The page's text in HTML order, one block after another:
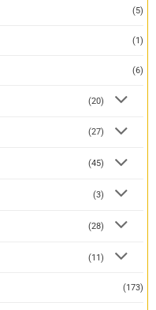
(5)
(1)
(6)
(20)
(27)
(45)
(3)
(28)
(11)
(173)